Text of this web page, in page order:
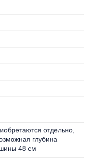
отдельно,
глубина
48 см